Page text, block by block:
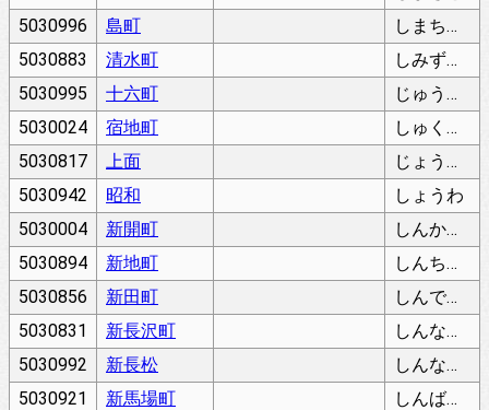
5030996
島町
しまちょう
5030883
清水町
しみずちょう
5030995
十六町
じゅうろくちょう
5030024
宿地町
しゅくじちょう
5030817
上面
じょうめん
5030942
昭和
しょうわ
5030004
新開町
しんかいちょう
5030894
新地町
しんちちょう
5030856
新田町
しんでんちょう
5030831
新長沢町
しんながさわちょう
5030992
新長松
しんながまつ
5030921
新馬場町
しんばばちょう